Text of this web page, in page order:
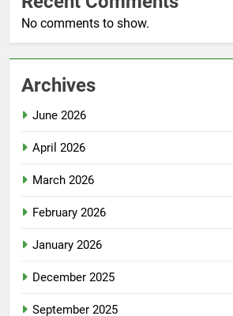
No comments to show.
Archives
June 2026
April 2026
March 2026
February 2026
January 2026
December 2025
September 2025